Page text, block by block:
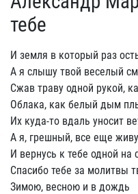
тебе
И земля в который раз
А я слышу твой веселый
Сжав траву одной рукой,
Облака, как белый дым
Их куда-то вдаль уносит
А я, грешный, все еще
И вернусь к тебе одной на
Спасибо тебе за молитвы
Зимою, весною и в дождь